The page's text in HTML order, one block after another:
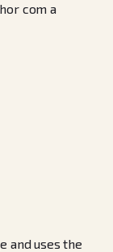
com a
and uses the